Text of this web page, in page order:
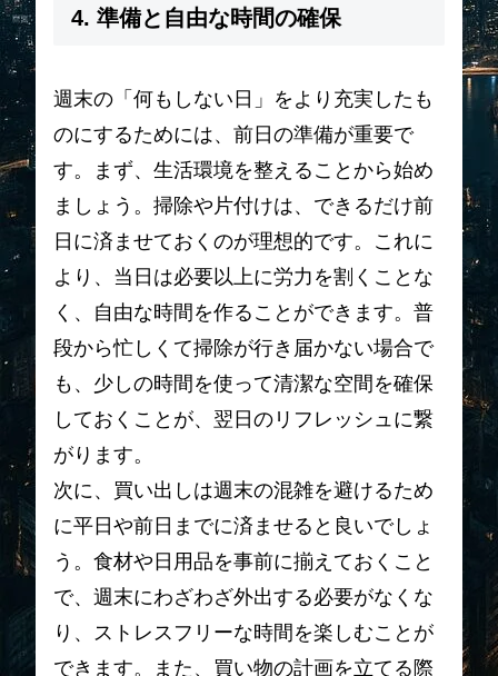
4. 準備と自由な時間の確保
週末の「何もしない日」をより充実したも
のにするためには、前日の準備が重要で
す。まず、生活環境を整えることから始め
ましょう。掃除や片付けは、できるだけ前
日に済ませておくのが理想的です。これに
より、当日は必要以上に労力を割くことな
く、自由な時間を作ることができます。普
段から忙しくて掃除が行き届かない場合で
も、少しの時間を使って清潔な空間を確保
しておくことが、翌日のリフレッシュに繋
がります。
次に、買い出しは週末の混雑を避けるため
に平日や前日までに済ませると良いでしょ
う。食材や日用品を事前に揃えておくこと
で、週末にわざわざ外出する必要がなくな
り、ストレスフリーな時間を楽しむことが
できます。また、買い物の計画を立てる際